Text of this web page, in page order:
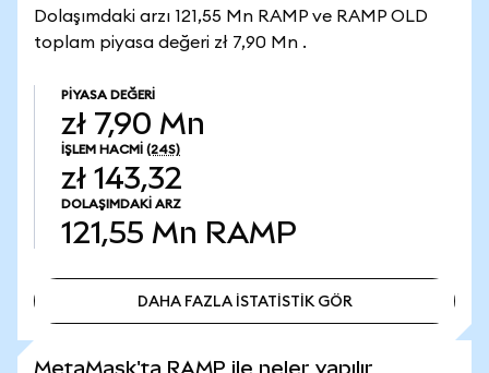
Dolaşımdaki arzı 121,55 Mn RAMP ve RAMP OLD
toplam piyasa değeri zł 7,90 Mn .
PIYASA DEĞERI
zł 7,90 Mn
İŞLEM HACMI (24S)
zł 143,32
DOLAŞIMDAKI ARZ
121,55 Mn RAMP
DAHA FAZLA İSTATİSTİK GÖR
MetaMask'ta RAMP ile neler yapılır